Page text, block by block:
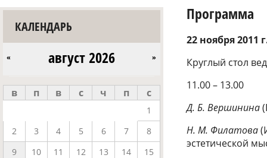
КАЛЕНДАРЬ
август 2026
« »
в п в с ч п с
1
2
3 4 5 6 7
8
9
10 11 12 13 14
15
Программа
22 ноября 2011
Круглый стол
11.00 – 13.00
Д. Б. Вершинина
Н. М. Филатова
эстетической